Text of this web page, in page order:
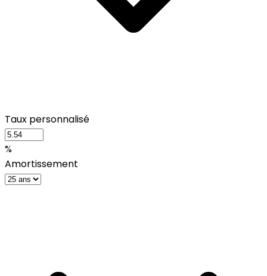
Taux personnalisé
%
Amortissement